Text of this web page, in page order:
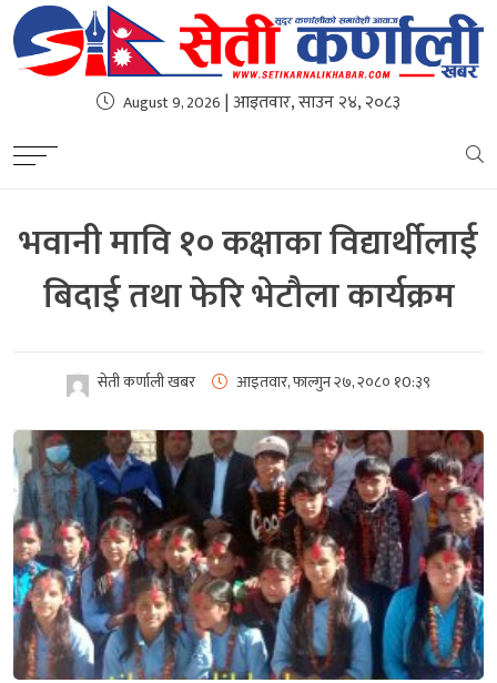
August 9, 2026 | आइतवार, साउन २४, २०८३
भवानी मावि १० कक्षाका विद्यार्थीलाई
बिदाई तथा फेरि भेटौला कार्यक्रम
सेती कर्णाली खबर आइतवार, फाल्गुन २७, २०८० १0:३९